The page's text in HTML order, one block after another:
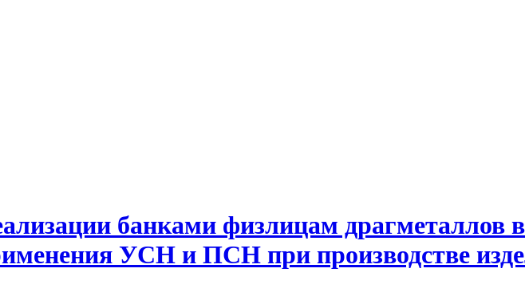
банками физлицам драгметаллов
УСН и ПСН при производстве